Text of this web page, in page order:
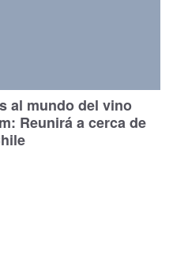
al mundo del vino
Reunirá a cerca de